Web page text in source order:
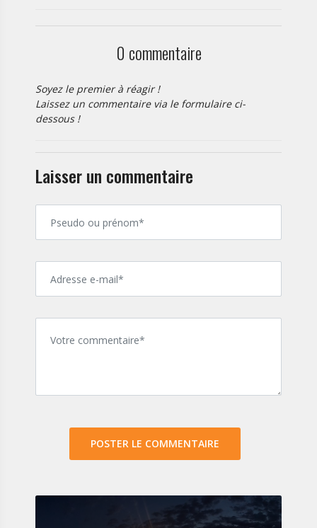
0 commentaire
Soyez le premier à réagir !
Laissez un commentaire via le formulaire ci-
dessous !
Laisser un commentaire